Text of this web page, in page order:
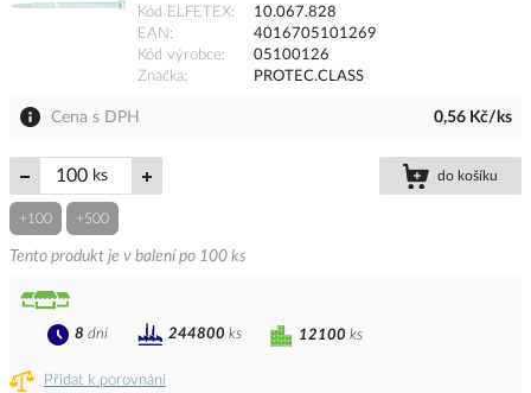
Kód ELFETEX
10.067.828
EAN
4016705101269
Kód výrobce
05100126
Značka
PROTEC.CLASS
Cena s DPH 0,56 Kč/ks
ks do košíku
+100 +500
Tento produkt je v balení po 100 ks
Přidat k porovnání
12100 ks
8 dní 244800 ks